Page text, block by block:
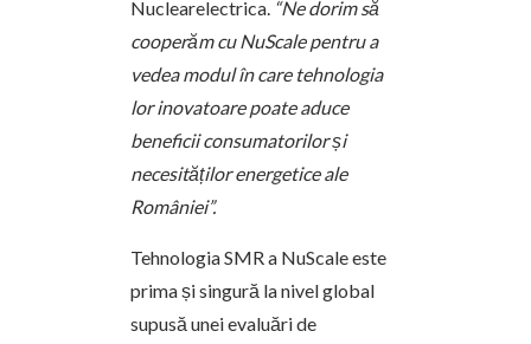
Nuclearelectrica. “Ne dorim să
cooperăm cu NuScale pentru a
vedea modul în care tehnologia
lor inovatoare poate aduce
beneficii consumatorilor și
necesităților energetice ale
României”.
Tehnologia SMR a NuScale este
prima și singură la nivel global
supusă unei evaluări de